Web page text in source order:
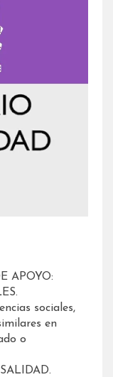
APOYO:
sociales,
en
o